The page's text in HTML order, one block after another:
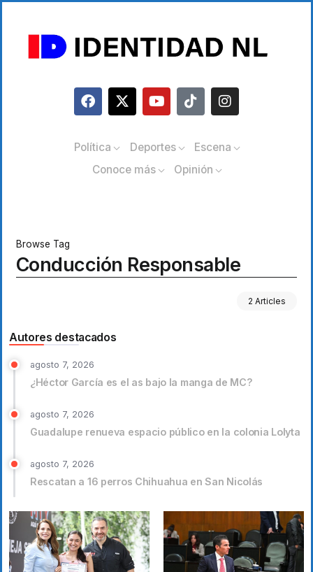
Política Deportes
Escena
Conoce más
Opinión
Browse Tag
Conducción Responsable
2 Articles
Autores destacados
agosto 7, 2026
¿Héctor García es el as bajo la manga de MC?
agosto 7, 2026
Guadalupe renueva espacio público en la colonia Lolyta
agosto 7, 2026
Rescatan a 16 perros Chihuahua en San Nicolás